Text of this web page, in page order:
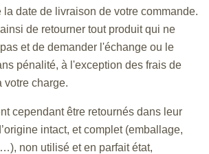
la date de livraison de votre commande.
de retourner tout produit qui ne
et de demander l'échange ou le
pénalité, à l'exception des frais de
votre charge.
cependant être retournés dans leur
intact, et complet (emballage,
non utilisé et en parfait état,